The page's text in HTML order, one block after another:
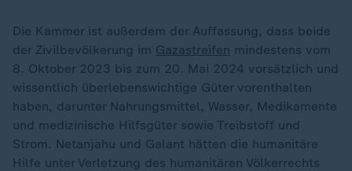
Die Kammer ist außerdem der Auffassung, dass beide
der Zivilbevölkerung im Gazastreifen mindestens vom
8. Oktober 2023 bis zum 20. Mai 2024 vorsätzlich und
wissentlich überlebenswichtige Güter vorenthalten
haben, darunter Nahrungsmittel, Wasser, Medikamente
und medizinische Hilfsgüter sowie Treibstoff und
Strom. Netanjahu und Galant hätten die humanitäre
Hilfe unter Verletzung des humanitären Völkerrechts